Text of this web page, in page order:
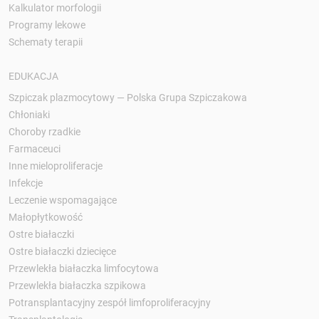
Kalkulator morfologii
Programy lekowe
Schematy terapii
EDUKACJA
Szpiczak plazmocytowy — Polska Grupa Szpiczakowa
Chłoniaki
Choroby rzadkie
Farmaceuci
Inne mieloproliferacje
Infekcje
Leczenie wspomagające
Małopłytkowość
Ostre białaczki
Ostre białaczki dziecięce
Przewlekła białaczka limfocytowa
Przewlekła białaczka szpikowa
Potransplantacyjny zespół limfoproliferacyjny